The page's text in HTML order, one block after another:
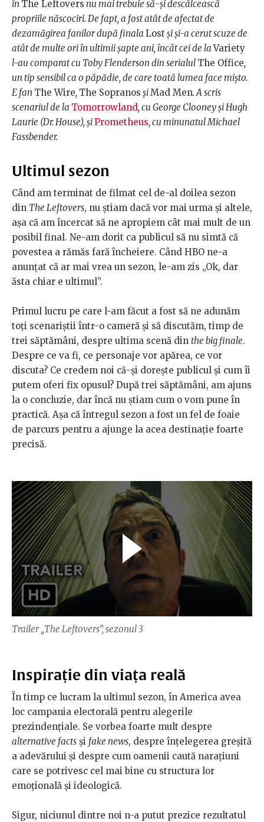
în The Leftovers nu mai trebuie să-și descâlcească
propriile născociri. De fapt, a fost atât de afectat de
dezamăgirea fanilor după finala Lost și și-a cerut scuze de
atât de multe ori în ultimii șapte ani, încât cei de laVariety
l-au comparat cu Toby Flenderson din serialul The Office,
un tip sensibil ca o păpădie, de care toată lumea face mișto.
E fan The Wire, The Sopranos șiMad Men. A scris
scenariul de la Tomorrowland, cu George Clooney și Hugh
Laurie (Dr. House), șiPrometheus, cu minunatul Michael
Fassbender.
Ultimul sezon
Când am terminat de filmat cel de-al doilea sezon
din The Leftovers, nu știam dacă vor mai urma și altele,
așa că am încercat să ne apropiem cât mai mult de un
posibil final. Ne-am dorit ca publicul să nu simtă că
povestea a rămăs fară încheiere. Când HBO ne-a
anunțat că ar mai vrea un sezon, le-am zis „Ok, dar
ăsta chiar e ultimul”.
Primul lucru pe care l-am făcut a fost să ne adunăm
toți scenariștii într-o cameră și să discutăm, timp de
trei săptămâni, despre ultima scenă din the big finale.
Despre ce va fi, ce personaje vor apărea, ce vor
discuta? Ce credem noi că-și dorește publicul și cum îi
putem oferi fix opusul? După trei săptămâni, am ajuns
la o concluzie, dar încă nu știam cum o vom pune în
practică. Așa că întregul sezon a fost un fel de foaie
de parcurs pentru a ajunge la acea destinație foarte
precisă.
Trailer „The Leftovers”, sezonul 3
Inspirație din viața reală
În timp ce lucram la ultimul sezon, în America avea
loc campania electorală pentru alegerile
prezindențiale. Se vorbea foarte mult despre
alternative facts și fake news, despre înțelegerea greșită
a adevărului și despre cum oamenii caută narațiuni
care se potrivesc cel mai bine cu structura lor
emoțională și ideologică.
Sigur, niciunul dintre noi n-a putut prezice rezultatul